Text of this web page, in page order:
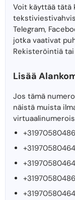
Voit käyttää tätä
Telegram,
jotka vaativat
Rekisteröintiä
Lisää
Jos tämä
näistä muista